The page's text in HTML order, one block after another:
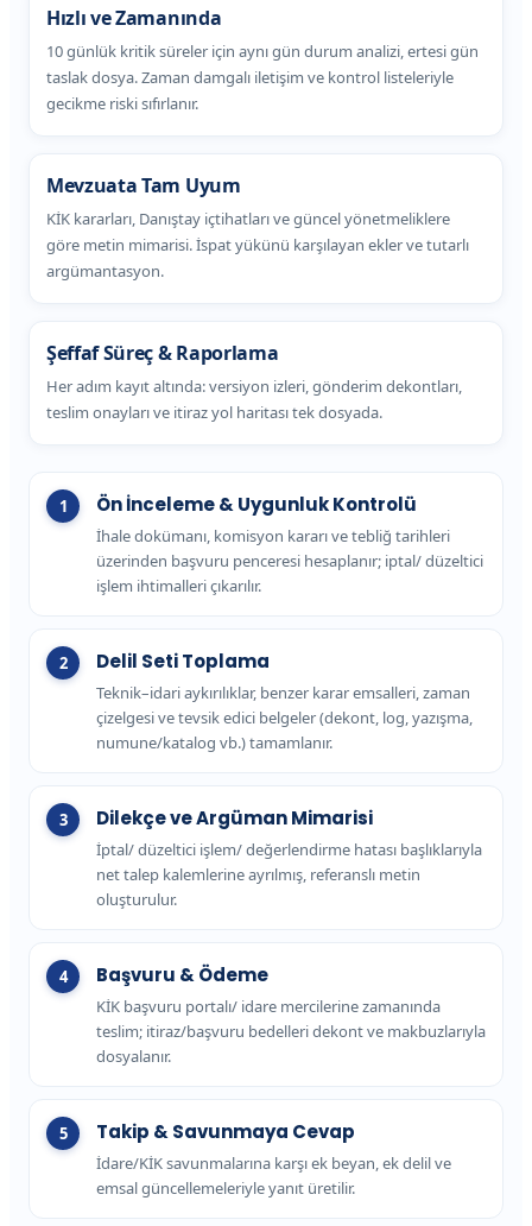
Hızlı ve Zamanında
10 günlük kritik süreler için aynı gün durum analizi, ertesi gün
taslak dosya. Zaman damgalı iletişim ve kontrol listeleriyle
gecikme riski sıfırlanır.
Mevzuata Tam Uyum
KİK kararları, Danıştay içtihatları ve güncel yönetmeliklere
göre metin mimarisi. İspat yükünü karşılayan ekler ve tutarlı
argümantasyon.
Şeffaf Süreç & Raporlama
Her adım kayıt altında: versiyon izleri, gönderim dekontları,
teslim onayları ve itiraz yol haritası tek dosyada.
Ön İnceleme & Uygunluk Kontrolü
İhale dokümanı, komisyon kararı ve tebliğ tarihleri
üzerinden başvuru penceresi hesaplanır; iptal/ düzeltici
işlem ihtimalleri çıkarılır.
Delil Seti Toplama
Teknik–idari aykırılıklar, benzer karar emsalleri, zaman
çizelgesi ve tevsik edici belgeler (dekont, log, yazışma,
numune/katalog vb.) tamamlanır.
Dilekçe ve Argüman Mimarisi
İptal/ düzeltici işlem/ değerlendirme hatası başlıklarıyla
net talep kalemlerine ayrılmış, referanslı metin
oluşturulur.
Başvuru & Ödeme
KİK başvuru portalı/ idare mercilerine zamanında
teslim; itiraz/başvuru bedelleri dekont ve makbuzlarıyla
dosyalanır.
Takip & Savunmaya Cevap
İdare/KİK savunmalarına karşı ek beyan, ek delil ve
emsal güncellemeleriyle yanıt üretilir.